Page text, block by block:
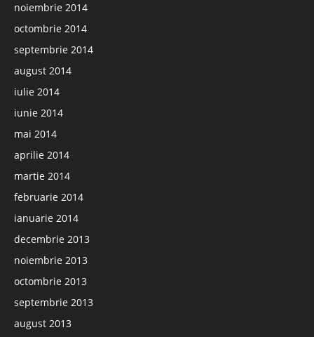
noiembrie 2014
octombrie 2014
septembrie 2014
august 2014
iulie 2014
iunie 2014
mai 2014
aprilie 2014
martie 2014
februarie 2014
ianuarie 2014
decembrie 2013
noiembrie 2013
octombrie 2013
septembrie 2013
august 2013